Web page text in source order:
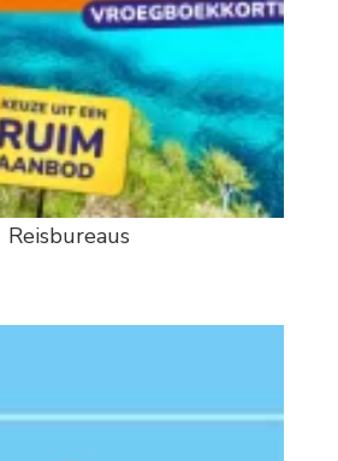
Reisbureaus